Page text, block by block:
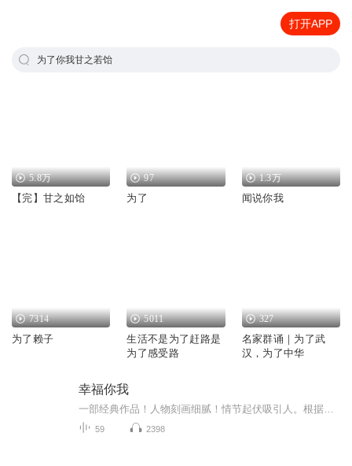
打开APP
为了你我甘之若饴
5.8万
【完】甘之如饴
97
为了
1.3万
闻说你我
7314
为了赖子
5011
生活不是为了赶路是
为了感受路
327
名家群诵｜为了武
汉，为了中华
幸福你我
59 2398